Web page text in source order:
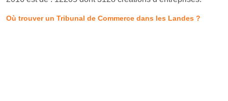
Où trouver un Tribunal de Commerce dans les Landes ?